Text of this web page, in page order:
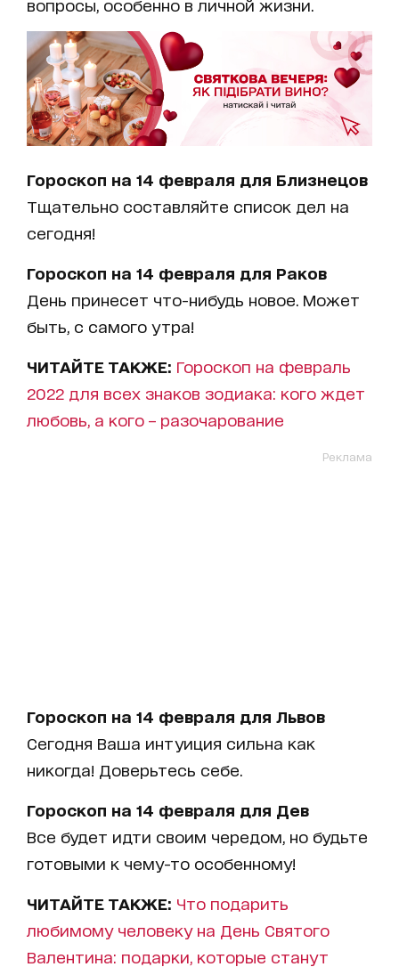
вопросы, особенно в личной жизни.
Гороскоп на 14 февраля для Близнецов
Тщательно составляйте список дел на
сегодня!
Гороскоп на 14 февраля для Раков
День принесет что-нибудь новое. Может
быть, с самого утра!
ЧИТАЙТЕ ТАКЖЕ: Гороскоп на февраль
2022 для всех знаков зодиака: кого ждет
любовь, а кого – разочарование
Реклама
Гороскоп на 14 февраля для Львов
Сегодня Ваша интуиция сильна как
никогда! Доверьтесь себе.
Гороскоп на 14 февраля для Дев
Все будет идти своим чередом, но будьте
готовыми к чему-то особенному!
ЧИТАЙТЕ ТАКЖЕ: Что подарить
любимому человеку на День Святого
Валентина: подарки, которые станут